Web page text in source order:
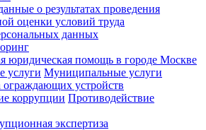
о результатах проведения
оценки условий труда
данных
юридическая помощь в городе Москве
услуги Муниципальные услуги
ограждающих устройств
коррупции Противодействие
экспертиза